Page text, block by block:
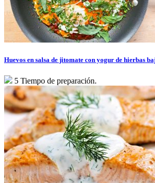
Huevos en salsa de jitomate con yogur de hierbas
5 Tiempo de preparación.